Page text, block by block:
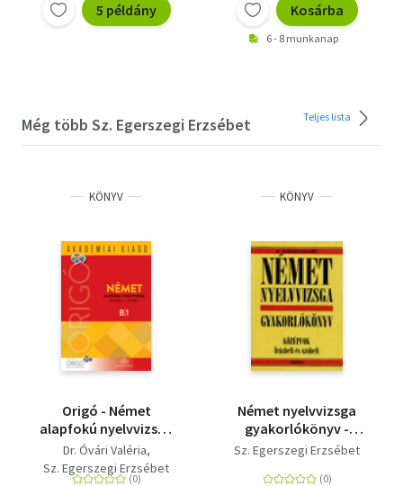
5 példány Kosárba
6 - 8 munkanap
Még több Sz. Egerszegi Erzsébet Teljes lista
KÖNYV
Origó - Német
alapfokú nyelvvizsga
2018
Dr. Óvári Valéria
Sz. Egerszegi Erzsébet
KÖNYV
Német nyelvvizsga
gyakorlókönyv -
Középfok - Írásbeli és
Sz. Egerszegi Erzsébet